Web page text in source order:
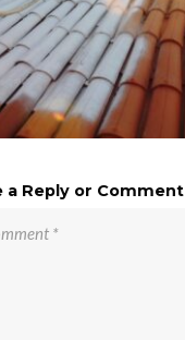
a Reply or Comment